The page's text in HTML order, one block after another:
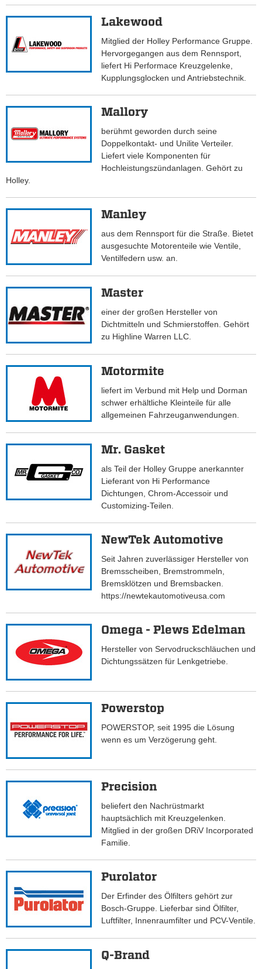
Lakewood
Mitglied der Holley Performance Gruppe.
Hervorgegangen aus dem Rennsport,
liefert Hi Performace Kreuzgelenke,
Kupplungsglocken und Antriebstechnik.
Mallory
berühmt geworden durch seine
Doppelkontakt- und Unilite Verteiler.
Liefert viele Komponenten für
Hochleistungszündanlagen. Gehört zu
Holley.
Manley
aus dem Rennsport für die Straße. Bietet
ausgesuchte Motorenteile wie Ventile,
Ventilfedern usw. an.
Master
einer der großen Hersteller von
Dichtmitteln und Schmierstoffen. Gehört
zu Highline Warren LLC.
Motormite
liefert im Verbund mit Help und Dorman
schwer erhältliche Kleinteile für alle
allgemeinen Fahrzeuganwendungen.
Mr. Gasket
als Teil der Holley Gruppe anerkannter
Lieferant von Hi Performance
Dichtungen, Chrom-Accessoir und
Customizing-Teilen.
NewTek Automotive
Seit Jahren zuverlässiger Hersteller von
Bremsscheiben, Bremstrommeln,
Bremsklötzen und Bremsbacken.
https://newtekautomotiveusa.com
Omega - Plews Edelman
Hersteller von Servodruckschläuchen und
Dichtungssätzen für Lenkgetriebe.
Powerstop
POWERSTOP, seit 1995 die Lösung
wenn es um Verzögerung geht.
Precision
beliefert den Nachrüstmarkt
hauptsächlich mit Kreuzgelenken.
Mitglied in der großen DRiV Incorporated
Familie.
Purolator
Der Erfinder des Ölfilters gehört zur
Bosch-Gruppe. Lieferbar sind Ölfilter,
Luftfilter, Innenraumfilter und PCV-Ventile.
Q-Brand